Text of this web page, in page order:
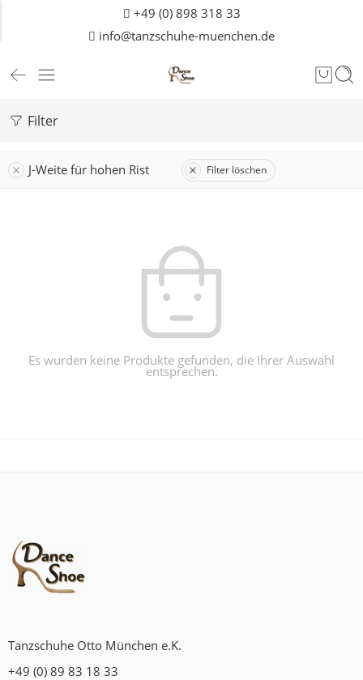
+49 (0) 898 318 33
info@tanzschuhe-muenchen.de
Filter
J-Weite für hohen Rist Filter löschen
Es wurden keine Produkte gefunden, die Ihrer Auswahl
entsprechen.
Tanzschuhe Otto München e.K.
+49 (0) 89 83 18 33